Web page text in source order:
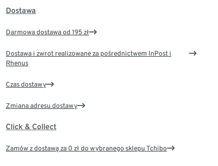
Dostawa
Darmowa dostawa od 195 zł
Dostawa i zwrot realizowane za pośrednictwem InPost i
Rhenus
Czas dostawy
Zmiana adresu dostawy
Click & Collect
Zamów z dostawą za 0 zł do wybranego sklepu Tchibo